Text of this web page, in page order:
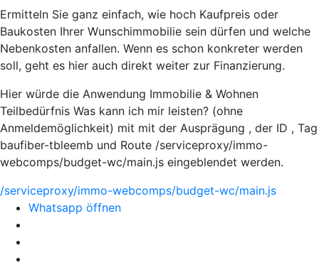
Ermitteln Sie ganz einfach, wie hoch Kaufpreis oder
Baukosten Ihrer Wunschimmobilie sein dürfen und welche
Nebenkosten anfallen. Wenn es schon konkreter werden
soll, geht es hier auch direkt weiter zur Finanzierung.
Hier würde die Anwendung Immobilie & Wohnen
Teilbedürfnis Was kann ich mir leisten? (ohne
Anmeldemöglichkeit) mit mit der Ausprägung , der ID , Tag
baufiber-tbleemb und Route /serviceproxy/immo-
webcomps/budget-wc/main.js eingeblendet werden.
/serviceproxy/immo-webcomps/budget-wc/main.js
Whatsapp öffnen